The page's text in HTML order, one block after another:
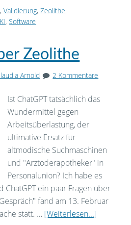
,Validierung,Zeolithe
KI,Software
Zeolithe
Arnold 2 Kommentare
Ist ChatGPT tatsächlich das
Wundermittel gegen
Arbeitsüberlastung, der
ultimative Ersatz für
altmodische Suchmaschinen
und "Arztoderapotheker" in
Personalunion? Ich habe es
ein paar Fragen über
fand am 13. Februar
statt. … [Weiterlesen...]